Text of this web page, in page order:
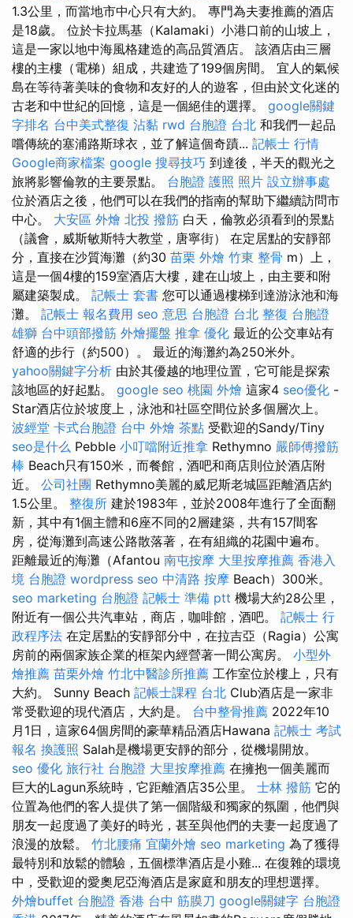
1.3公里，而當地市中心只有大約。 專門為夫妻推薦的酒店
是18歲。 位於卡拉馬基（Kalamaki）小港口前的山坡上，
這是一家以地中海風格建造的高品質酒店。 該酒店由三層
樓的主樓（電梯）組成，共建造了199個房間。 宜人的氣候
島在等待著美味的食物和友好的人的遊客，但由於文化迷的
古老和中世紀的回憶，這是一個絕佳的選擇。 google關鍵
字排名 台中美式整復 沾黏 rwd 台胞證 台北 和我們一起品
嚐傳統的塞浦路斯球衣，並了解這個奇蹟... 記帳士 行情
Google商家檔案 google 搜尋技巧 到達後，半天的觀光之
旅將影響倫敦的主要景點。 台胞證 護照 照片 設立辦事處
位於酒店之後，他們可以在我們的指南的幫助下繼續訪問市
中心。 大安區 外燴 北投 撥筋 白天，倫敦必須看到的景點
（議會，威斯敏斯特大教堂，唐寧街） 在定居點​​的安靜部
分，直接在沙質海灘（約30 苗栗 外燴 竹東 整骨 m）上，
這是一個4樓的159室酒店大樓，建在山坡上，由主要和附
屬建築製成。 記帳士 套書 您可以通過樓梯到達游泳池和海
灘。 記帳士 報名費用 seo 意思 台胞證 台北 整復 台胞證
雄獅 台中頭部撥筋 外燴擺盤 推拿 優化 最近的公交車站有
舒適的步行（約500）。 最近的海灘約為250米外。
yahoo關鍵字分析 由於其優越的地理位置，它可能是探索
該地區的好起點。 google seo 桃園 外燴 這家4 seo優化 -
Star酒店位於坡度上，泳池和社區空間位於多個層次上。
波經堂 卡式台胞證 台中 外燴 茶點 受歡迎的Sandy/Tiny
seo是什么 Pebble 小叮噹附近推拿 Rethymno 嚴師傅撥筋
棒 Beach只有150米，而餐館，酒吧和商店則位於酒店附
近。 公司社團 Rethymno美麗的威尼斯老城區距離酒店約
1.5公里。 整復所 建於1983年，並於2008年進行了全面翻
新，其中有1個主體和6座不同的2層建築，共有157間客
房，從海灘到高速公路散落著，在有組織的花園中遍布。
距離最近的海灘（Afantou 南屯按摩 大里按摩推薦 香港入
境 台胞證 wordpress seo 中清路 按摩 Beach）300米。
seo marketing 台胞證 記帳士 準備 ptt 機場大約28公里，
附近有一個公共汽車站，商店，咖啡館，酒吧。 記帳士 行
政程序法 在定居點​​的安靜部分中，在拉吉亞（Ragia）公寓
房前的兩個家族企業的框架內經營著一間公寓房。 小型外
燴推薦 苗栗外燴 竹北中醫診所推薦 工作室位於樓上，只有
大約。 Sunny Beach 記帳士課程 台北 Club酒店是一家非
常受歡迎的現代酒店，大約是。 台中整骨推薦 2022年10
月1日，這家64個房間的豪華精品酒店Hawana 記帳士 考試
報名 換護照 Salah是機場更安靜的部分，從機場開放。
seo 優化 旅行社 台胞證 大里按摩推薦 在擁抱一個美麗而
巨大的Lagun系統時，它距離酒店35公里。 士林 撥筋 它的
位置為他們的客人提供了第一個階級和獨家的氛圍，他們與
朋友一起度過了美好的時光，甚至與他們的夫妻一起度過了
浪漫的放鬆。 竹北腰痛 宜蘭外燴 seo marketing 為了獲得
最特別和放鬆的體驗，五個標準酒店是小雞... 在復雜的環境
中，受歡迎的愛奧尼亞海酒店是家庭和朋友的理想選擇。
外燴buffet 台胞證 香港 台中 筋膜刀 google關鍵字 台胞證